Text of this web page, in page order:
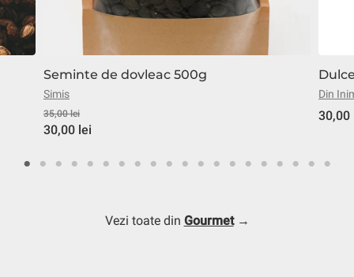
Seminte de dovleac 500g
Simis
35,00 lei
30,00 lei
Din
30,00
Vezi toate din Gourmet→